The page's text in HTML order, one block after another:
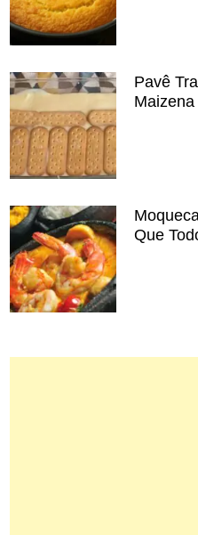
Pavê
Maizena
Que